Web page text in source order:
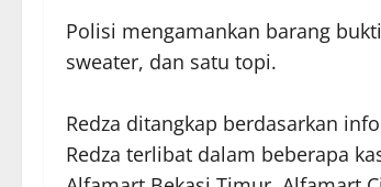
Polisi mengamankan barang
sweater, dan satu topi.
Redza ditangkap berdasarkan
Redza terlibat dalam beberapa